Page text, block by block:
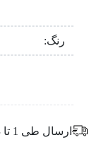
رنگ:
ارسال طی 1 تا 3 روز کاری